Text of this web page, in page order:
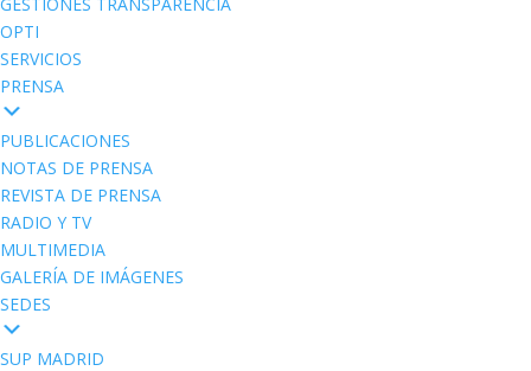
OPTI
SERVICIOS
PRENSA
PUBLICACIONES
NOTAS DE PRENSA
REVISTA DE PRENSA
RADIO Y TV
MULTIMEDIA
GALERÍA DE IMÁGENES
SEDES
SUP MADRID